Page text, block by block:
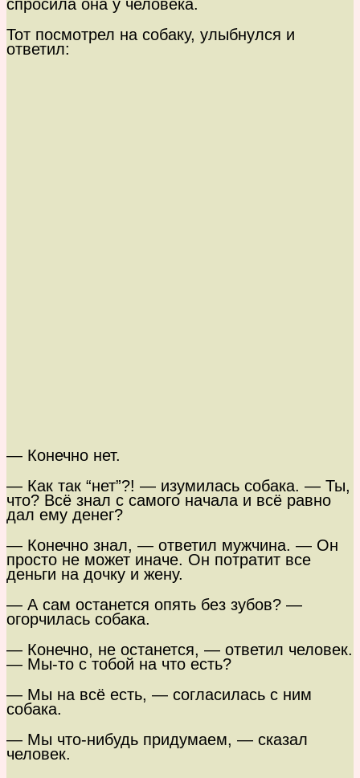
спросила она у человека.
Тот посмотрел на собаку, улыбнулся и
ответил:
— Конечно нет.
— Как так “нет”?! — изумилась собака. — Ты,
что? Всё знал с самого начала и всё равно
дал ему денег?
— Конечно знал, — ответил мужчина. — Он
просто не может иначе. Он потратит все
деньги на дочку и жену.
— А сам останется опять без зубов? —
огорчилась собака.
— Конечно, не останется, — ответил человек.
— Мы-то с тобой на что есть?
— Мы на всё есть, — согласилась с ним
собака.
— Мы что-нибудь придумаем, — сказал
человек.